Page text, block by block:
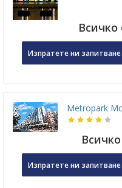
Всичко
Изпратете ни запитване
Metropark
Изпратете ни запитване